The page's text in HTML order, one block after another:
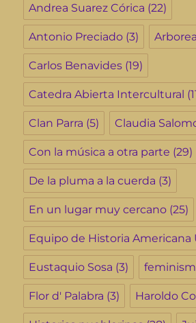
Andrea Suarez Córica (22)
Antonio Preciado (3) Arborea
Carlos Benavides (19)
Catedra Abierta Intercultural
Clan Parra (5) Claudia
Con la música a otra parte (29)
De la pluma a la cuerda (3)
En un lugar muy cercano (25)
Equipo de Historia Americana
Eustaquio Sosa (3)
Flor d' Palabra (3) Haroldo